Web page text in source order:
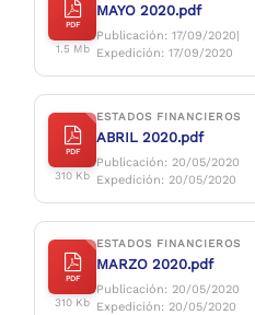
PDF
1.5 Mb
MAYO 2020.pdf
Publicación: 17/09/2020|
Expedición: 17/09/2020
PDF
310 Kb
ESTADOS FINANCIEROS
ABRIL 2020.pdf
Publicación: 20/05/2020
Expedición: 20/05/2020
PDF
310 Kb
ESTADOS FINANCIEROS
MARZO 2020.pdf
Publicación: 20/05/2020
Expedición: 20/05/2020